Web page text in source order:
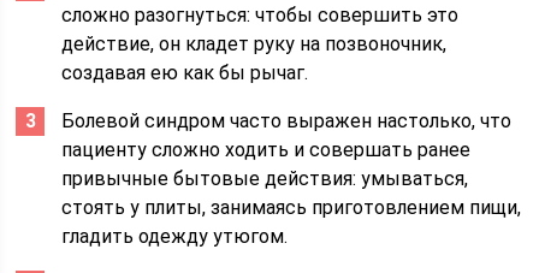
сложно разогнуться: чтобы совершить это
действие, он кладет руку на позвоночник,
создавая ею как бы рычаг.
Болевой синдром часто выражен настолько, что
пациенту сложно ходить и совершать ранее
привычные бытовые действия: умываться,
стоять у плиты, занимаясь приготовлением пищи,
гладить одежду утюгом.